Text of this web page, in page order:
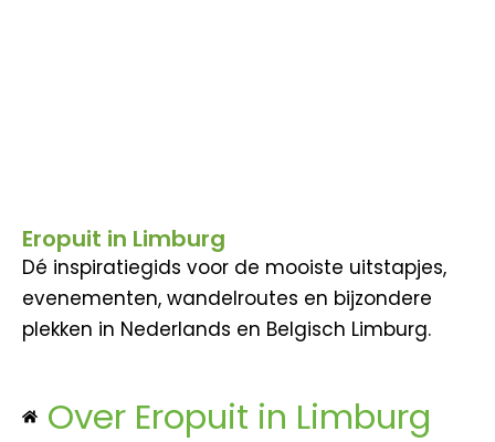
Eropuit in Limburg
Dé inspiratiegids voor de mooiste uitstapjes,
evenementen, wandelroutes en bijzondere
plekken in Nederlands en Belgisch Limburg.
Over Eropuit in Limburg